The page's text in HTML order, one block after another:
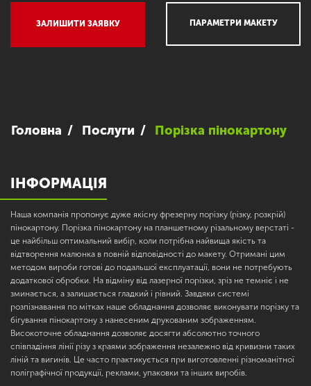
ЗАЛИШИТИ ЗАЯВКУ ПАРАМЕТРИ МАКЕТУ
Головна Послуги Порізка пінокартону
ІНФОРМАЦІЯ
Наша компанія пропонує дуже якісну фрезерну порізку (різку, розкрій)
пінокартону. Порізка пінокартону на планшетному різальному верстаті -
це найбільш оптимальний вибір, коли потрібна найвища якість та
відтворення малюнка в повній відповідності до макету. Отримані цим
методом вироби готові до подальшої експлуатації, вони не потребують
додаткової обробки. На відміну від лазерної порізки, зріз не темніє і не
зминається, а залишається гладкий і рівний. Завдяки системі
розпізнавання по мітках наше обладнання дозволяє виконувати порізку та
бігування пінокартону з нанесеним друкованим зображенням.
Високоточне обладнання дозволяє досягти абсолютно точного
співпадіння лінії різу з краями зображення незалежно від кривизни таких
ліній та вигинів. Це часто практикується при виготовленні різноманітної
поліграфічної продукції, реклами, упаковки та інших виробів.